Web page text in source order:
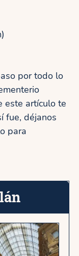
por todo lo
este artículo te
fue, déjanos
para